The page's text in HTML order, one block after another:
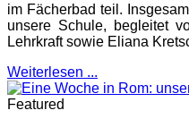
im Fächerbad teil.
unsere Schule, begleitet
Lehrkraft sowie Eliana
Weiterlesen ...
Featured